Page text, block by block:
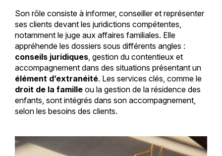
Son rôle consiste à informer, conseiller et représenter
ses clients devant les juridictions compétentes,
notamment le juge aux affaires familiales. Elle
appréhende les dossiers sous différents angles :
conseils juridiques, gestion du contentieux et
accompagnement dans des situations présentant un
élément d’extranéité. Les services clés, comme le
droit de la familleou la gestion de la résidence des
enfants, sont intégrés dans son accompagnement,
selon les besoins des clients.